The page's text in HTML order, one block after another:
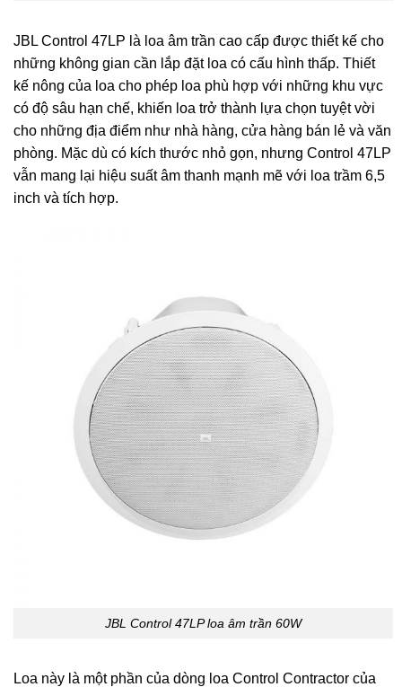
JBL Control 47LP là loa âm trần cao cấp được thiết kế cho
những không gian cần lắp đặt loa có cấu hình thấp. Thiết
kế nông của loa cho phép loa phù hợp với những khu vực
có độ sâu hạn chế, khiến loa trở thành lựa chọn tuyệt vời
cho những địa điểm như nhà hàng, cửa hàng bán lẻ và văn
phòng. Mặc dù có kích thước nhỏ gọn, nhưng Control 47LP
vẫn mang lại hiệu suất âm thanh mạnh mẽ với loa trầm 6,5
inch và tích hợp.
JBL Control 47LP loa âm trần 60W
Loa này là một phần của dòng loa Control Contractor của